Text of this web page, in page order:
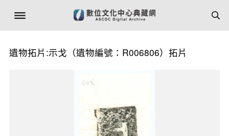
遺物拓片:示戈（遺物編號：R006806）拓片